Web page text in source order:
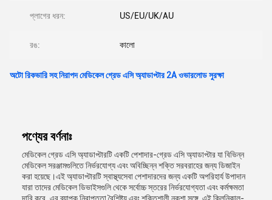
প্লাগের ধরন: US/EU/UK/AU
রঙ: কালো
অটো রিকভারি সহ নিরাপদ মেডিকেল গ্রেড এসি অ্যাডাপ্টার 2A ওভারলোড সুরক্ষা
পণ্যের বর্ণনাঃ
মেডিকেল গ্রেড এসি অ্যাডাপ্টারটি একটি পেশাদার-গ্রেড এসি অ্যাডাপ্টার যা বিভিন্ন
মেডিকেল সরঞ্জামগুলিতে নির্ভরযোগ্য এবং অবিচ্ছিন্ন শক্তি সরবরাহের জন্য ডিজাইন
করা হয়েছে।এই অ্যাডাপ্টারটি স্বাস্থ্যসেবা পেশাদারদের জন্য একটি অপরিহার্য উপাদান
যারা তাদের মেডিকেল ডিভাইসগুলি থেকে সর্বোচ্চ স্তরের নির্ভরযোগ্যতা এবং কর্মক্ষমতা